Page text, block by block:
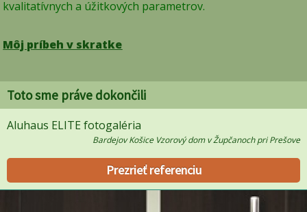
kvalitatívnych a úžitkových parametrov.
Môj príbeh v skratke
Toto sme práve dokončili
Aluhaus ELITE fotogaléria
Bardejov Košice Vzorový dom v Župčanoch pri Prešove
Prezrieť referenciu